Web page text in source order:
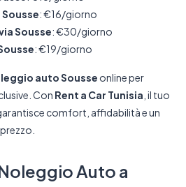
: €16/giorno
Sousse: €30/giorno
: €19/giorno
auto Sousse online per
Con Rent a Car Tunisia , il tuo
comfort, affidabilità e un
Auto a